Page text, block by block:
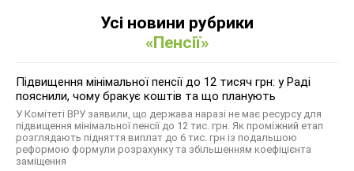
Усі новини рубрики
«Пенсії»
Підвищення мінімальної пенсії до 12 тисяч грн: у Раді
пояснили, чому бракує коштів та що планують
У Комітеті ВРУ заявили, що держава наразі не має ресурсу для
підвищення мінімальної пенсії до 12 тис. грн. Як проміжний етап
розглядають підняття виплат до 6 тис. грн із подальшою
реформою формули розрахунку та збільшенням коефіцієнта
заміщення